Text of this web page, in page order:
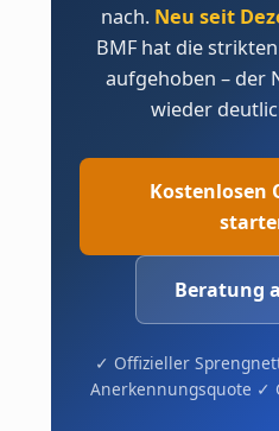
nach. Neu seit
BMF hat die
aufgehoben – der
wieder
Kostenlosen
Beratung
✓ Offizieller
Anerkennungsquote ✓